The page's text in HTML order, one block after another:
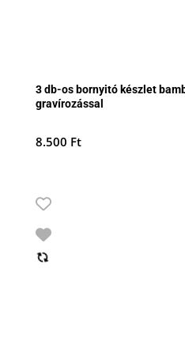
3 db-os bornyitó készlet
gravírozással
8.500 Ft